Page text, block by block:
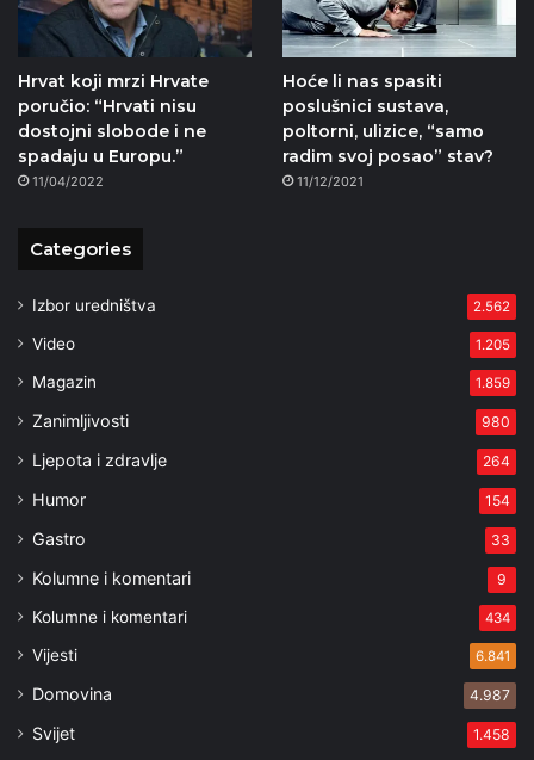
Hrvat koji mrzi Hrvate
poručio: “Hrvati nisu
dostojni slobode i ne
spadaju u Europu.”
11/04/2022
Hoće li nas spasiti
poslušnici sustava,
poltorni, ulizice, “samo
radim svoj posao” stav?
11/12/2021
Categories
Izbor uredništva 2.562
Video 1.205
Magazin 1.859
Zanimljivosti 980
Ljepota i zdravlje 264
Humor 154
Gastro 33
Kolumne i komentari 9
Kolumne i komentari 434
Vijesti 6.841
Domovina 4.987
Svijet 1.458